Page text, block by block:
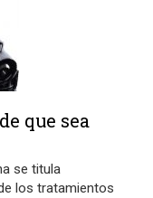
que sea
se titula
los tratamientos